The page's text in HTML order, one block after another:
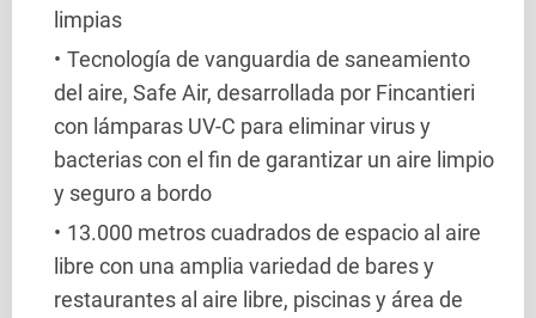
limpias
Tecnología de vanguardia de saneamiento
del aire, Safe Air, desarrollada por Fincantieri
con lámparas UV-C para eliminar virus y
bacterias con el fin de garantizar un aire limpio
y seguro a bordo
13.000 metros cuadrados de espacio al aire
libre con una amplia variedad de bares y
restaurantes al aire libre, piscinas y área de